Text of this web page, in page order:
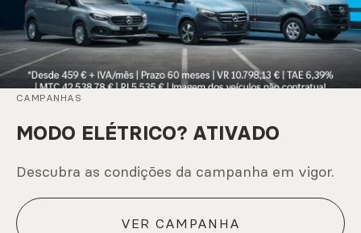
CAMPANHAS
MODO ELÉTRICO? ATIVADO
Descubra as condições da campanha em vigor.
VER CAMPANHA